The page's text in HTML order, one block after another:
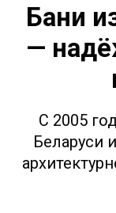
Бани
—
С 2005
Беларуси